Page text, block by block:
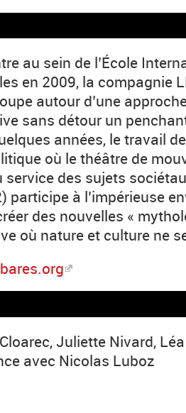
au sein de l’École
en 2009, la compagnie
autour d’une
sans détour un
années, le travail
où le théâtre de
service des sujets
participe à l’impérieuse
des nouvelles «
où nature et culture ne
Juliette Nivard,
avec Nicolas Luboz